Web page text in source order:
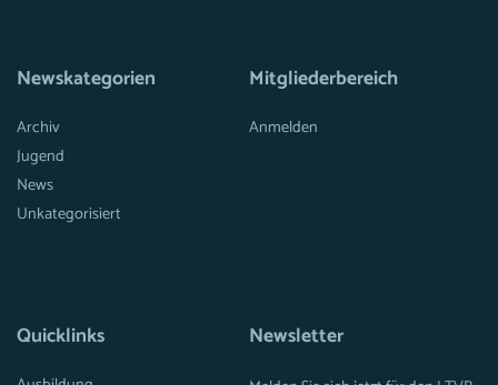
Newskategorien
Archiv
Jugend
News
Unkategorisiert
Mitgliederbereich
Anmelden
Quicklinks Newsletter